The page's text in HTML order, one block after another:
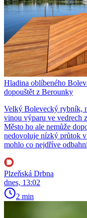
Hladina oblíbeného
dopouštět z Berounky
Velký Bolevecký rybník,
vinou výparu ve vedrech
Město ho ale nemůže
nedovoluje nízký průtok
mohlo co nejdříve
Plzeňská Drbna
dnes, 13:02
2 min